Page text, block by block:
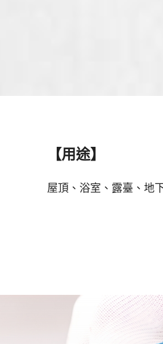
【用途】
屋頂、浴室、露臺、地